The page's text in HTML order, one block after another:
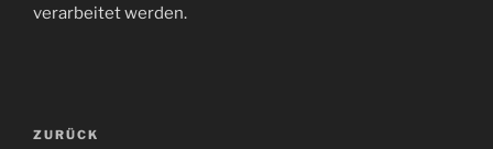
verarbeitet werden.
Beitragsnavigation
Vorheriger
ZURÜCK